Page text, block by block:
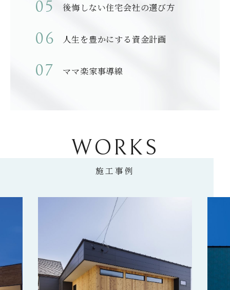
後悔しない住宅会社の選び方
人生を豊かにする資金計画
ママ楽家事導線
WORKS
施工事例